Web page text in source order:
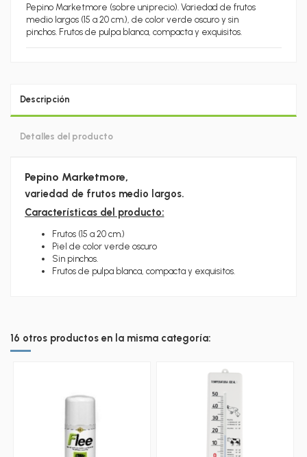
Pepino Marketmore (sobre uniprecio). Variedad de frutos
medio largos (15 a 20 cm.), de color verde oscuro y sin
pinchos. Frutos de pulpa blanca, compacta y exquisitos.
Descripción
Detalles del producto
Pepino Marketmore,
variedad de frutos medio largos.
Características del producto:
Frutos (15 a 20 cm.)
Piel de color verde oscuro
Sin pinchos.
Frutos de pulpa blanca, compacta y exquisitos.
16 otros productos en la misma categoría: